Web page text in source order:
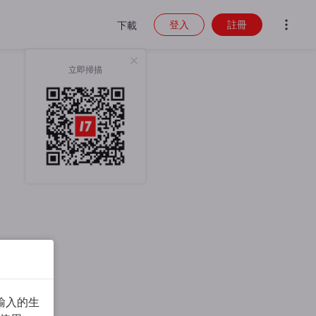
下載
立即掃描
登入 註冊
入的生